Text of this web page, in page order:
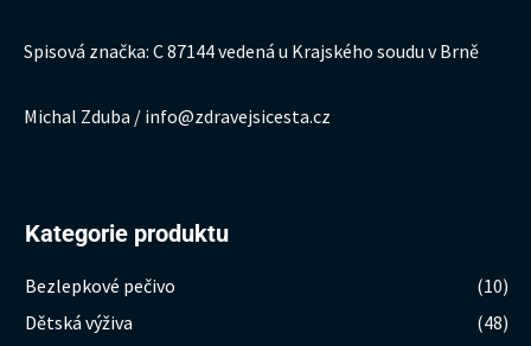
Spisová značka: C 87144 vedená u Krajského soudu v Brně
Michal Zduba / info@zdravejsicesta.cz
Kategorie produktu
Bezlepkové pečivo
(10)
Dětská výživa
(48)